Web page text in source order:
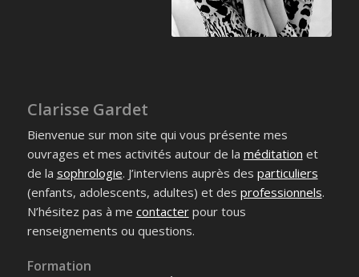
Clarisse Gardet
Bienvenue sur mon site qui vous présente mes
ouvrages et mes activités autour de la méditation et
de la sophrologie. J’interviens auprès des particuliers
(enfants, adolescents, adultes) et des professionnels.
N’hésitez pas à me contacterpour tous
renseignements ou questions.
Formation